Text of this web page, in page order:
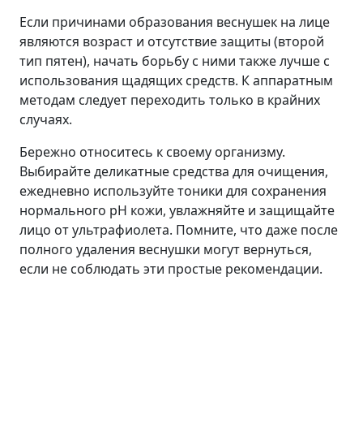
Если причинами образования веснушек на лице
являются возраст и отсутствие защиты (второй
тип пятен), начать борьбу с ними также лучше с
использования щадящих средств. К аппаратным
методам следует переходить только в крайних
случаях.
Бережно относитесь к своему организму.
Выбирайте деликатные средства для очищения,
ежедневно используйте тоники для сохранения
нормального pH кожи, увлажняйте и защищайте
лицо от ультрафиолета. Помните, что даже после
полного удаления веснушки могут вернуться,
если не соблюдать эти простые рекомендации.